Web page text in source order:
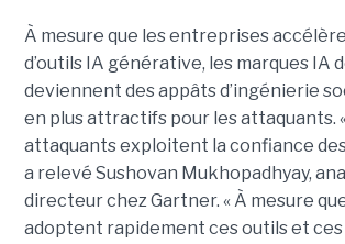
À mesure que les entreprises
d’outils IA générative, les marques IA
deviennent des appâts d’ingénierie
en plus attractifs pour les attaquants.
attaquants exploitent la confiance
a relevé Sushovan Mukhopadhyay,
directeur chez Gartner. « À mesure
adoptent rapidement ces outils et ces